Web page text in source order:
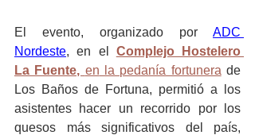
El evento, organizado por ADC
Nordeste, en el Complejo Hostelero
La Fuente, en la pedanía fortunera de
Los Baños de Fortuna, permitió a los
asistentes hacer un recorrido por los
quesos más significativos del país,